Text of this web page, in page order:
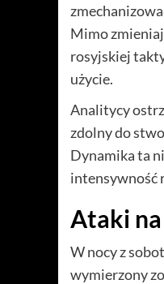
Mimo
rosyjskiej
użycie.
Analitycy
zdolny do
Dynamika ta
intensywność
Ataki
W nocy z
wymierzony